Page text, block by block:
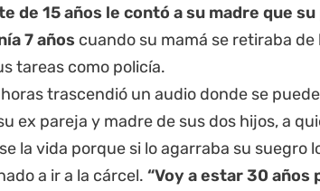
de 15 años le contó a su madre que
7 años cuando su mamá se retiraba
tareas como policía.
trascendió un audio donde se
ex pareja y madre de sus dos hijos, a
la vida porque si lo agarraba su suegro
a ir a la cárcel. “Voy a estar 30 años